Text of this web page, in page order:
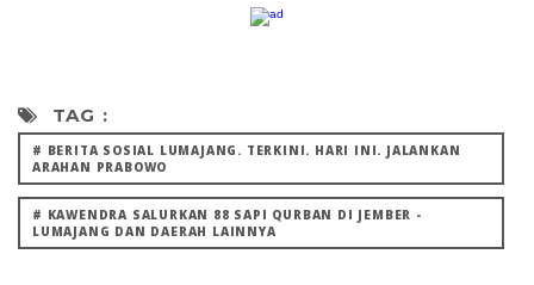
TAG :
# BERITA SOSIAL LUMAJANG. TERKINI. HARI INI. ‎JALANKAN
ARAHAN PRABOWO
# KAWENDRA SALURKAN 88 SAPI QURBAN DI JEMBER -
LUMAJANG DAN DAERAH LAINNYA ‎